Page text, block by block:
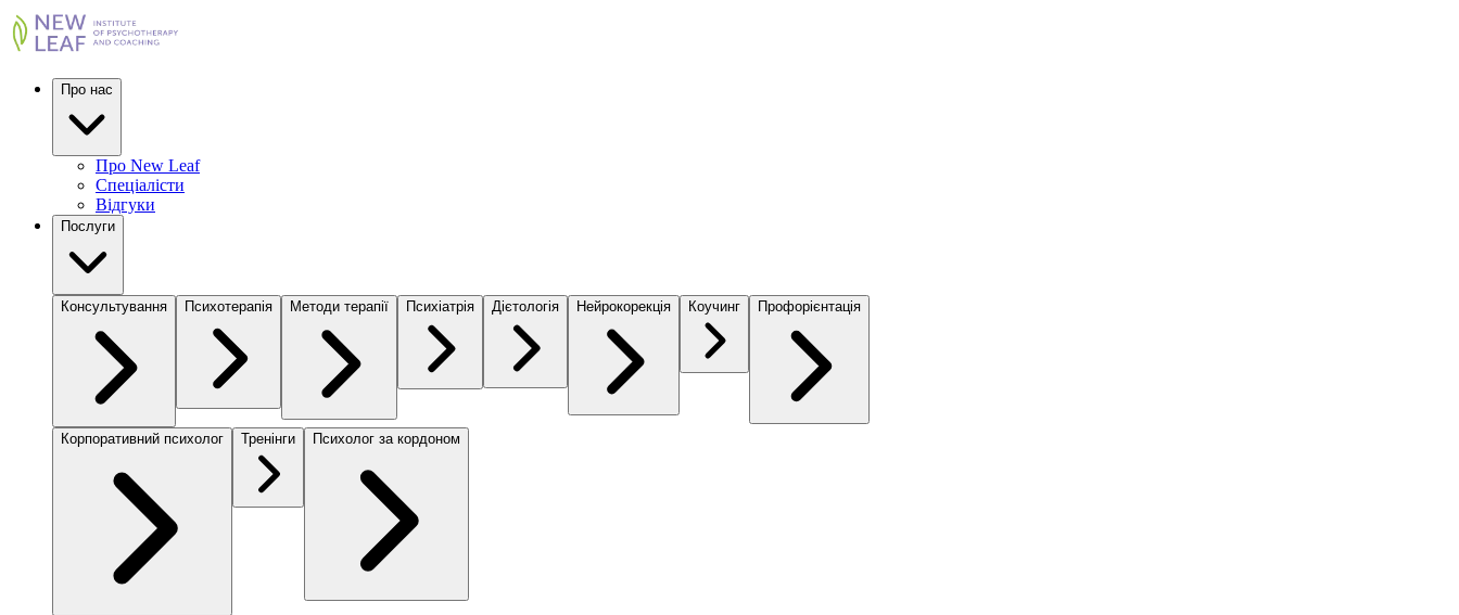
Про нас
Про New Leaf
Спеціалісти
Відгуки
Послуги
Консультування Психотерапія Методи терапії Психіатрія Дієтологія Нейрокорекція Коучинг Профорієнтація
Корпоративний психолог Тренінги Психолог за кордоном